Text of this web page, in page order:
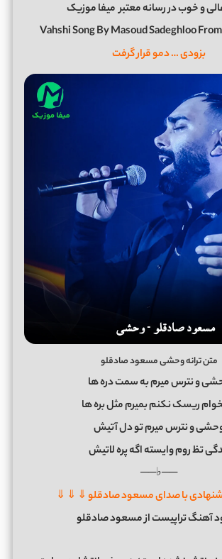
و خوب در رسانه معتبرمیفا موزیک
Vahshi Song By Masoud Sadeghloo
بزودی … دمو قرار گرفت
متن ترانه وحشی مسعود صادقلو
و نترس میرم به سمت دره ها
ریسک نکنم بمیرم مثل بره ها
و نترس میرم تو دل آتیش
تظ روم وایسته اگه پره لاتیش
──♭──
با صدای مسعود صادقلو ⇓ ⇓ ⇓
آهنگ تراپیست از مسعود صادقلو